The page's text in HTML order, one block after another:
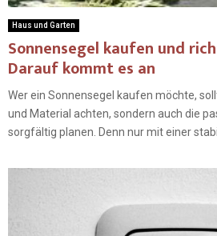
Haus und Garten
Sonnensegel kaufen und
Darauf kommt es an
Wer ein Sonnensegel kaufen möchte,
und Material achten, sondern auch die
sorgfältig planen. Denn nur mit einer